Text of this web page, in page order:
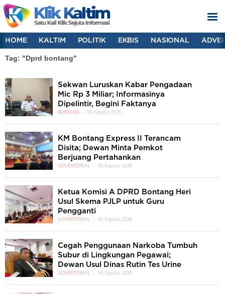
HOME KALTIM POLITIK EKBIS NASIONAL
Tag: "Dprd bontang"
Sekwan Luruskan Kabar Pengadaan
Mic Rp 3 Miliar; Informasinya
Dipelintir, Begini Faktanya
BONTANG 06 Agustus 2026
KM Bontang Express II Terancam
Disita; Dewan Minta Pemkot
Berjuang Pertahankan
ADVERTORIAL 06 Agustus 2026
Ketua Komisi A DPRD Bontang Heri
Usul Skema PJLP untuk Guru
Pengganti
ADVERTORIAL 06 Agustus 2026
Cegah Penggunaan Narkoba Tumbuh
Subur di Lingkungan Pegawai;
Dewan Usul Dinas Rutin Tes Urine
ADVERTORIAL 06 Agustus 2026